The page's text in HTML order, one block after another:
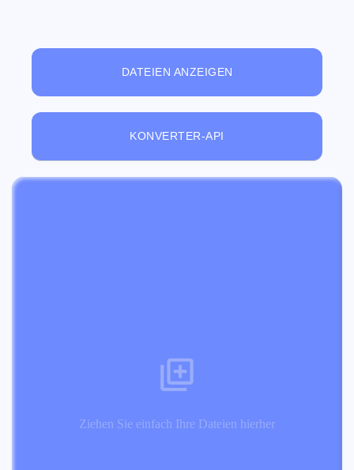
DATEIEN ANZEIGEN
KONVERTER-API
Ziehen Sie einfach Ihre Dateien hierher